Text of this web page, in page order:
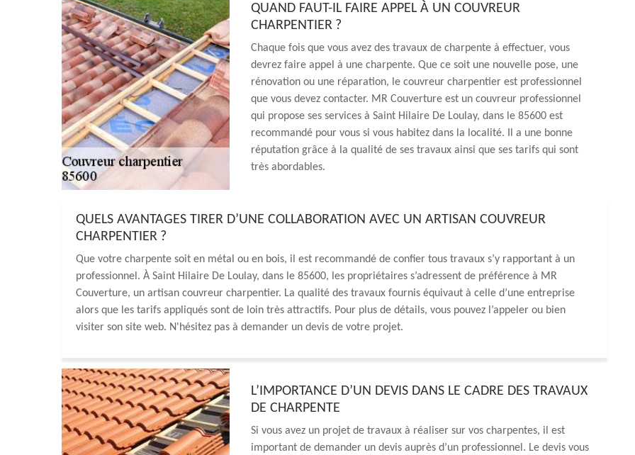
QUAND FAUT-IL FAIRE APPEL À UN COUVREUR
CHARPENTIER ?
Chaque fois que vous avez des travaux de charpente à effectuer, vous
devrez faire appel à une charpente. Que ce soit une nouvelle pose, une
rénovation ou une réparation, le couvreur charpentier est professionnel
que vous devez contacter. MR Couverture est un couvreur professionnel
qui propose ses services à Saint Hilaire De Loulay, dans le 85600 est
recommandé pour vous si vous habitez dans la localité. Il a une bonne
réputation grâce à la qualité de ses travaux ainsi que ses tarifs qui sont
très abordables.
QUELS AVANTAGES TIRER D’UNE COLLABORATION AVEC UN ARTISAN COUVREUR
CHARPENTIER ?
Que votre charpente soit en métal ou en bois, il est recommandé de confier tous travaux s’y rapportant à un
professionnel. À Saint Hilaire De Loulay, dans le 85600, les propriétaires s’adressent de préférence à MR
Couverture, un artisan couvreur charpentier. La qualité des travaux fournis équivaut à celle d’une entreprise
alors que les tarifs appliqués sont de loin très attractifs. Pour plus de détails, vous pouvez l’appeler ou bien
visiter son site web. N'hésitez pas à demander un devis de votre projet.
L’IMPORTANCE D’UN DEVIS DANS LE CADRE DES TRAVAUX
DE CHARPENTE
Si vous avez un projet de travaux à réaliser sur vos charpentes, il est
important de demander un devis auprès d’un professionnel. Le devis vous